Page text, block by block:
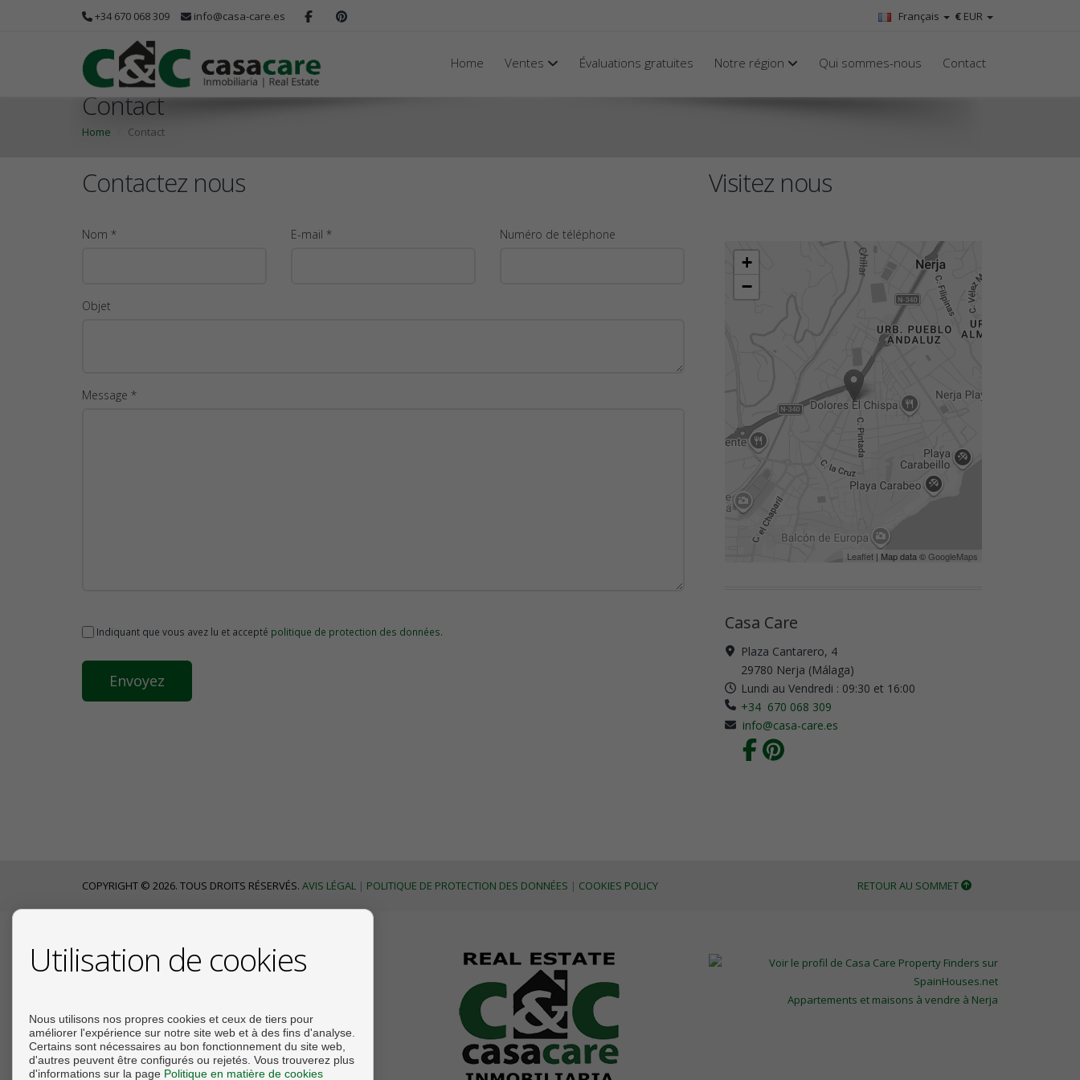
+34 670 068 309 info@casa-care.es € EUR
Français
Home Ventes Évaluations gratuites Notre région Qui sommes-nous Contact
Contact
Home Contact
Contactez nous
Nom * E-mail * Numéro de téléphone
Objet
Message *
Indiquant que vous avez lu et accepté politique de protection des données.
Visitez nous
+
−
Leaflet | Map data ©GoogleMaps
Casa Care
Plaza Cantarero, 4
29780 Nerja (Málaga)
Lundi au Vendredi : 09:30 et 16:00
+34 670 068 309
info@casa-care.es
COPYRIGHT © 2026. TOUS DROITS RÉSERVÉS. AVIS LÉGAL | POLITIQUE DE PROTECTION DES DONNÉES | COOKIES POLICY RETOUR AU SOMMET
CONTACTER
+34 670068309
info@casa-care.es
De Lundi au Vendredi : 09:30 et 16:00
Appartements et maisons à vendre à Nerja
Utilisation de cookies
Nous utilisons nos propres cookies et ceux de tiers pour
améliorer l'expérience sur notre site web et à des fins d'analyse.
Certains sont nécessaires au bon fonctionnement du site web,
d'autres peuvent être configurés ou rejetés. Vous trouverez plus
d'informations sur la page Politique en matière de cookies